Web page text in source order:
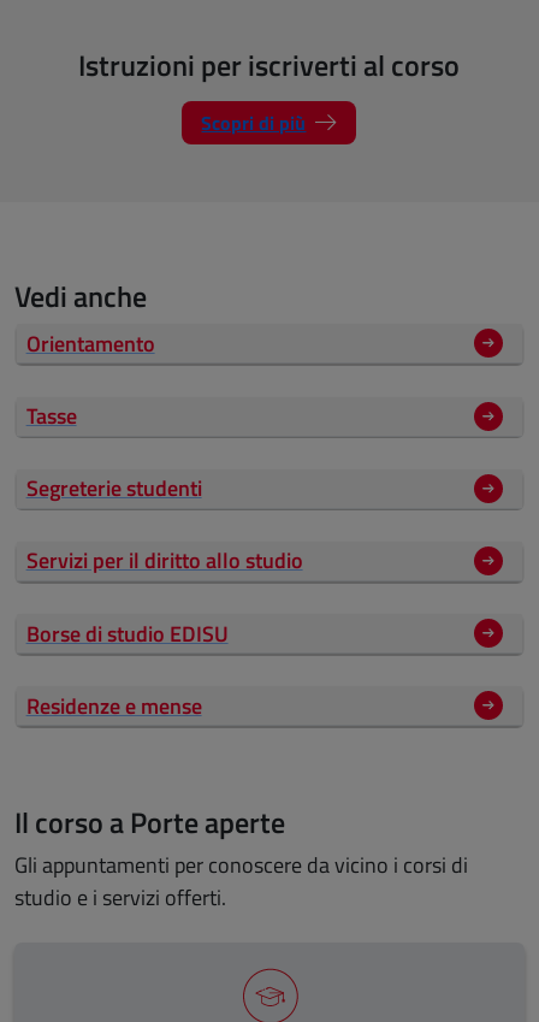
Istruzioni per iscriverti al corso
Scopri di più
Vedi anche
Orientamento
Tasse
Segreterie studenti
Servizi per il diritto allo studio
Borse di studio EDISU
Residenze e mense
Il corso a Porte aperte
Gli appuntamenti per conoscere da vicino i corsi di
studio e i servizi offerti.